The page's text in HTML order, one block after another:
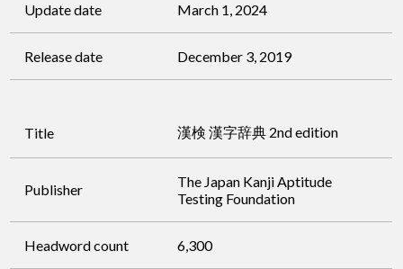
Update date March 1, 2024
Release date December 3, 2019
Title 漢検 漢字辞典 2nd edition
Publisher
The Japan Kanji Aptitude
Testing Foundation
Headword count 6,300